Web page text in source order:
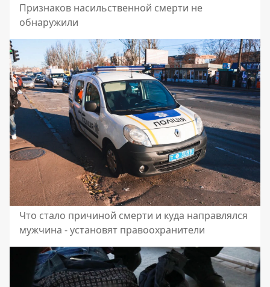
Признаков насильственной смерти не
обнаружили
Что стало причиной смерти и куда направлялся
мужчина - установят правоохранители